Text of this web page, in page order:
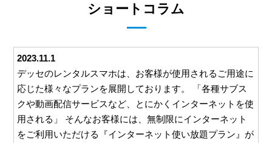
ショートコラム
2023.11.1
デッセのレンタルスマホは、お客様が使用されるご用途に
応じた様々なプランを展開しております。 「各種サブス
クや動画配信サービスなど、とにかくインターネットを使
用される」 そんなお客様には、無制限にインターネット
をご利用いただける『インターネット使い放題プラン』が